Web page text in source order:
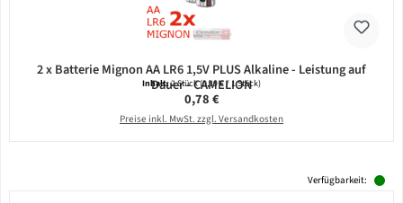
2 x Batterie Mignon AA LR6 1,5V PLUS Alkaline - Leistung auf
Dauer - CAMELION
Inhalt:2 Stück(0,39 € / 1 Stück)
Regulärer Preis:
0,78 €
Preise inkl. MwSt. zzgl. Versandkosten
Verfügbarkeit: